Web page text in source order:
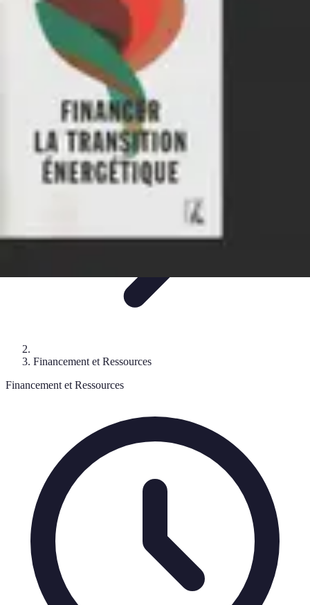
Projets Nouvelle Vie
Planification et Stratégie
Évaluation de Projet
Durabilité Tendances
Projets Nouvelle Vie
Financement et Ressources
Financement et Ressources